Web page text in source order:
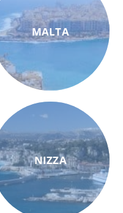
MALTA
NIZZA